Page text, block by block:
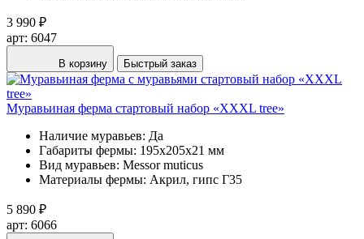
3 990 ₽
арт: 6047
В корзину Быстрый заказ
Муравьиная ферма стартовый набор «XXXL tree»
Наличие муравьев: Да
Габариты фермы: 195х205х21 мм
Вид муравьев: Messor muticus
Материалы фермы: Акрил, гипс Г35
5 890 ₽
арт: 6066